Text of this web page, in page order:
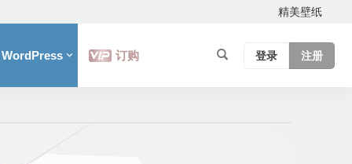
精美壁纸
WordPress 订购 登录 注册